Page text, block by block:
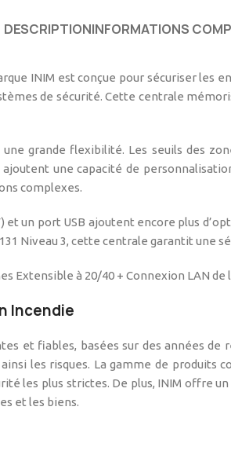
DESCRIPTIONINFORMATIONS
INIM est conçue pour sécuriser les
de sécurité. Cette centrale
grande flexibilité. Les seuils des
une capacité de
complexes.
un port USB ajoutent encore plus
Niveau 3, cette centrale garantit une
Extensible à 20/40 + Connexion LAN de
Incendie
et fiables, basées sur des années
les risques. La gamme de produits
les plus strictes. De plus, INIM offre
et les biens.